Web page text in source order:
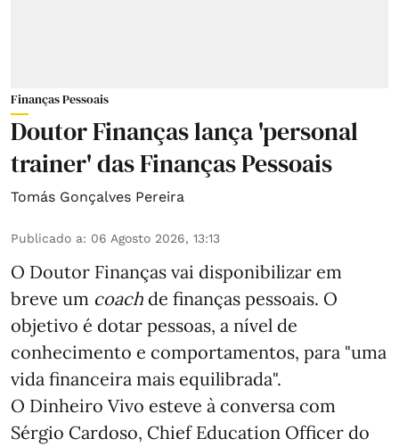
Finanças Pessoais
Doutor Finanças lança 'personal
trainer' das Finanças Pessoais
Tomás Gonçalves Pereira
Publicado a: 06 Agosto 2026, 13:13
O Doutor Finanças vai disponibilizar em
breve um coach de finanças pessoais. O
objetivo é dotar pessoas, a nível de
conhecimento e comportamentos, para "uma
vida financeira mais equilibrada".
O Dinheiro Vivo esteve à conversa com
Sérgio Cardoso, Chief Education Officer do